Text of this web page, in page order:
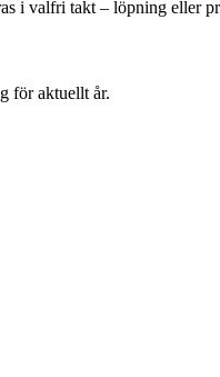
i valfri takt – löpning eller
för aktuellt år.